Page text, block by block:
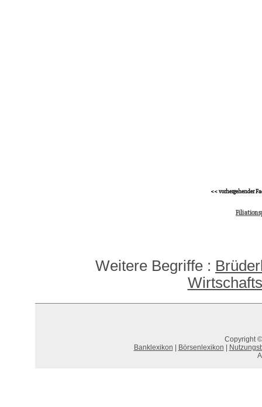
<< vorhergehender
Weitere Begriffe :
Copyright
Banklexikon
Börsenlexikon